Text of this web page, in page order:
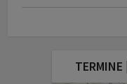
TERMINE